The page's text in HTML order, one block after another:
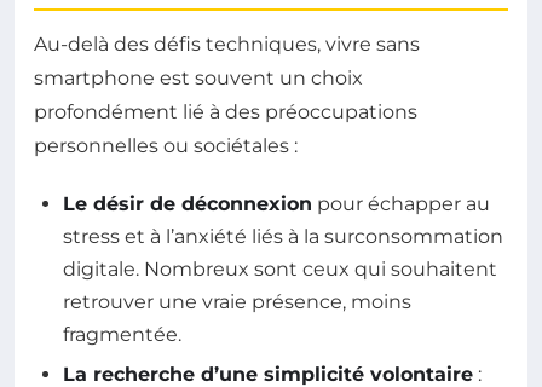
Au-delà des défis techniques, vivre sans
smartphone est souvent un choix
profondément lié à des préoccupations
personnelles ou sociétales :
Le désir de déconnexion pour échapper au
stress et à l’anxiété liés à la surconsommation
digitale. Nombreux sont ceux qui souhaitent
retrouver une vraie présence, moins
fragmentée.
La recherche d’une simplicité volontaire :